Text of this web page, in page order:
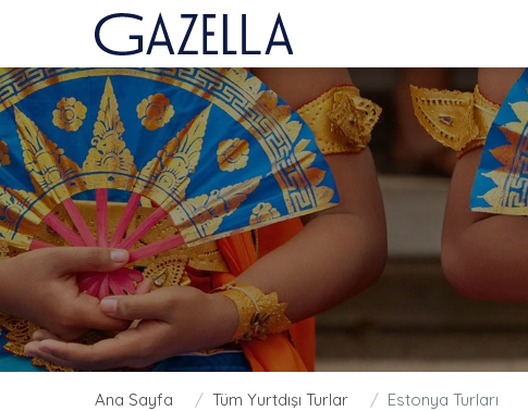
Ana Sayfa Tüm Yurtdışı Turlar Estonya Turları